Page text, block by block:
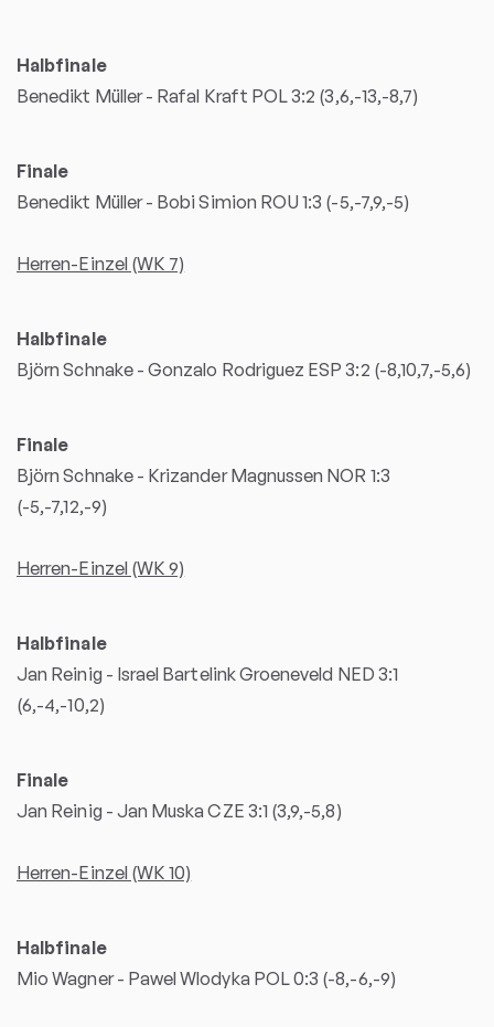
Halbfinale
Benedikt Müller - Rafal Kraft POL 3:2 (3,6,-13,-8,7)
Finale
Benedikt Müller - Bobi Simion ROU 1:3 (-5,-7,9,-5)
Herren-Einzel (WK 7)
Halbfinale
Björn Schnake - Gonzalo Rodriguez ESP 3:2 (-8,10,7,-5,6)
Finale
Björn Schnake - Krizander Magnussen NOR 1:3
(-5,-7,12,-9)
Herren-Einzel (WK 9)
Halbfinale
Jan Reinig - Israel Bartelink Groeneveld NED 3:1
(6,-4,-10,2)
Finale
Jan Reinig - Jan Muska CZE 3:1 (3,9,-5,8)
Herren-Einzel (WK 10)
Halbfinale
Mio Wagner - Pawel Wlodyka POL 0:3 (-8,-6,-9)